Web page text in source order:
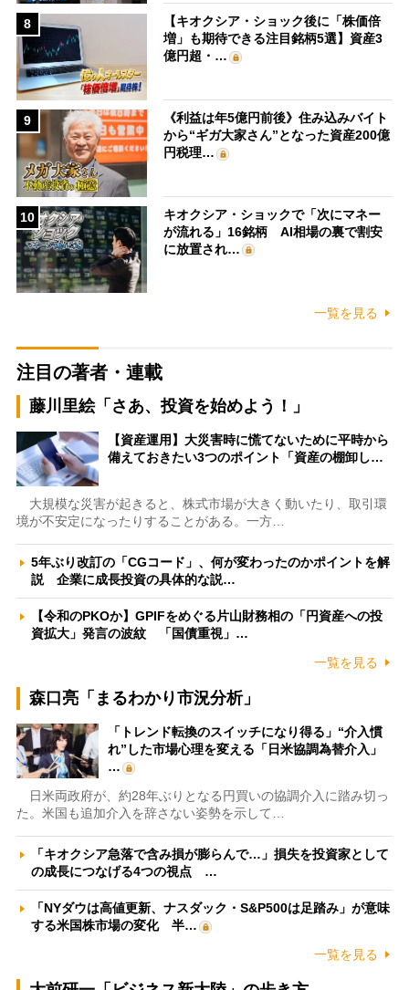
8
【キオクシア・ショック後に「株価倍
増」も期待できる注目銘柄5選】資産3
億円超・…
9
《利益は年5億円前後》住み込みバイト
から“ギガ大家さん”となった資産200億
円税理…
10
キオクシア・ショックで「次にマネー
が流れる」16銘柄 AI相場の裏で割安
に放置され…
一覧を見る
注目の著者・連載
藤川里絵「さあ、投資を始めよう！」
【資産運用】大災害時に慌てないために平時から
備えておきたい3つのポイント「資産の棚卸し…
大規模な災害が起きると、株式市場が大きく動いたり、取引環
境が不安定になったりすることがある。一方…
5年ぶり改訂の「CGコード」、何が変わったのかポイントを解
説 企業に成長投資の具体的な説…
【令和のPKOか】GPIFをめぐる片山財務相の「円資産への投
資拡大」発言の波紋 「国債重視」…
一覧を見る
森口亮「まるわかり市況分析」
「トレンド転換のスイッチになり得る」“介入慣
れ”した市場心理を変える「日米協調為替介入」
…
日米両政府が、約28年ぶりとなる円買いの協調介入に踏み切っ
た。米国も追加介入を辞さない姿勢を示して…
「キオクシア急落で含み損が膨らんで…」損失を投資家として
の成長につなげる4つの視点 …
「NYダウは高値更新、ナスダック・S&P500は足踏み」が意味
する米国株市場の変化 半…
一覧を見る